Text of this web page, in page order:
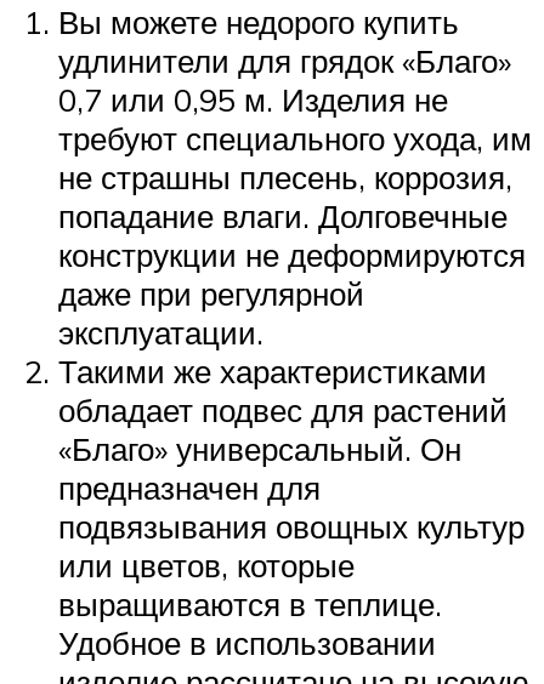
Вы можете недорого купить
удлинители для грядок «Благо»
0,7 или 0,95 м. Изделия не
требуют специального ухода, им
не страшны плесень, коррозия,
попадание влаги. Долговечные
конструкции не деформируются
даже при регулярной
эксплуатации.
Такими же характеристиками
обладает подвес для растений
«Благо» универсальный. Он
предназначен для
подвязывания овощных культур
или цветов, которые
выращиваются в теплице.
Удобное в использовании